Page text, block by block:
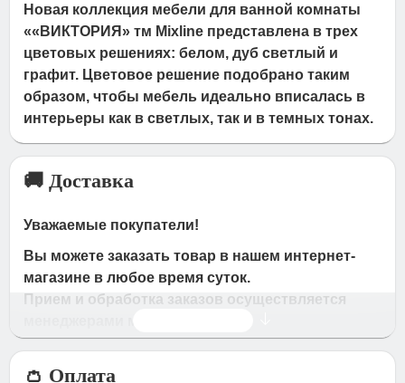
Новая коллекция мебели для ванной комнаты
««ВИКТОРИЯ» тм Mixline представлена в трех
цветовых решениях: белом, дуб светлый и
графит. Цветовое решение подобрано таким
образом, чтобы мебель идеально вписалась в
интерьеры как в светлых, так и в темных тонах.
🚚 Доставка
Уважаемые покупатели!
Вы можете заказать товар в нашем интернет-
магазине в любое время суток.
Прием и обработка заказов осуществляется
Время работы магазина:
👛 Оплата